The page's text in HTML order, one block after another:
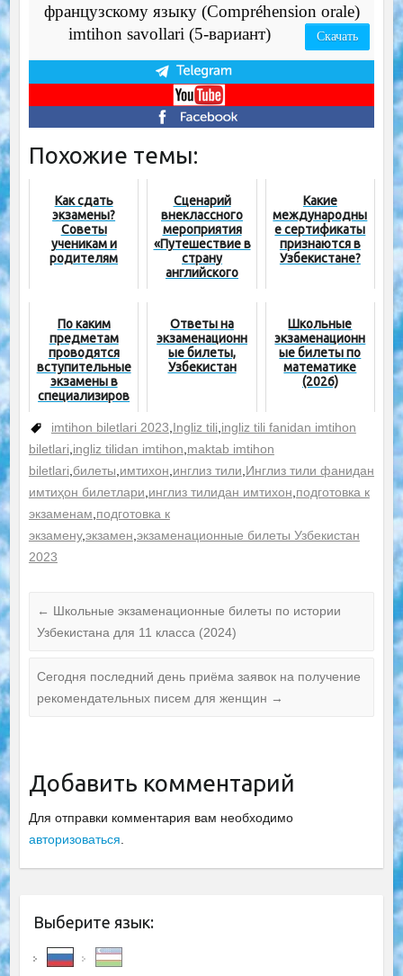
французскому языку (Compréhension orale)
imtihon savollari (5-вариант)
Скачать
Похожие темы:
Как сдать
экзамены?
Советы
ученикам и
родителям
Сценарий
внеклассного
мероприятия
«Путешествие в
страну
английского
Какие
международны
е сертификаты
признаются в
Узбекистане?
По каким
предметам
проводятся
вступительные
экзамены в
специализиров
школы-
Ответы на
экзаменационн
ые билеты,
Узбекистан
Школьные
экзаменационн
ые билеты по
математике
(2026)
imtihon biletlari 2023,Ingliz tili,ingliz tili fanidan imtihon
biletlari,ingliz tilidan imtihon,maktab imtihon
biletlari,билеты,имтихон,инглиз тили,Инглиз тили фанидан
имтиҳон билетлари,инглиз тилидан имтихон,подготовка к
экзаменам,подготовка к
экзамену,экзамен,экзаменационные билеты Узбекистан
2023
← Школьные экзаменационные билеты по истории
Узбекистана для 11 класса (2024)
Сегодня последний день приёма заявок на получение
рекомендательных писем для женщин →
Добавить комментарий
Для отправки комментария вам необходимо
авторизоваться.
Выберите язык: